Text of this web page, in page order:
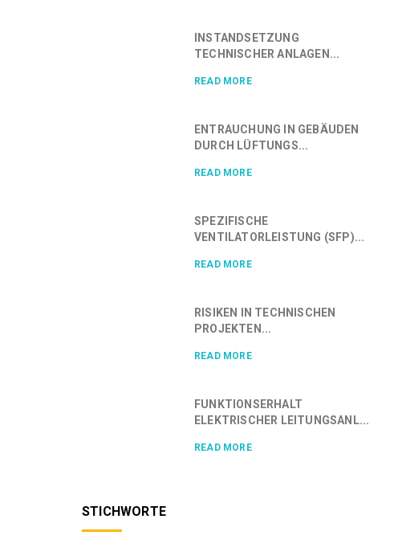
INSTANDSETZUNG
TECHNISCHER ANLAGEN...
READ MORE
ENTRAUCHUNG IN GEBÄUDEN
DURCH LÜFTUNGS...
READ MORE
SPEZIFISCHE
VENTILATORLEISTUNG (SFP)...
READ MORE
RISIKEN IN TECHNISCHEN
PROJEKTEN...
READ MORE
FUNKTIONSERHALT
ELEKTRISCHER LEITUNGSANL...
READ MORE
STICHWORTE